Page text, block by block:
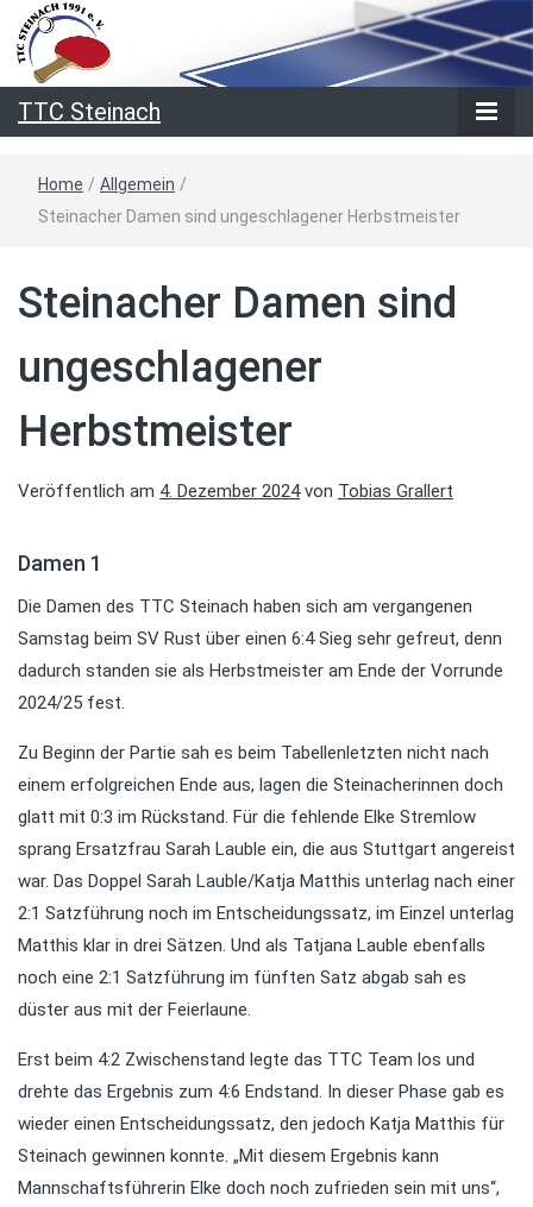
TTC Steinach
Home / Allgemein /
Steinacher Damen sind ungeschlagener Herbstmeister
Steinacher Damen sind
ungeschlagener
Herbstmeister
Veröffentlich am 4. Dezember 2024von Tobias Grallert
Damen 1
Die Damen des TTC Steinach haben sich am vergangenen
Samstag beim SV Rust über einen 6:4 Sieg sehr gefreut, denn
dadurch standen sie als Herbstmeister am Ende der Vorrunde
2024/25 fest.
Zu Beginn der Partie sah es beim Tabellenletzten nicht nach
einem erfolgreichen Ende aus, lagen die Steinacherinnen doch
glatt mit 0:3 im Rückstand. Für die fehlende Elke Stremlow
sprang Ersatzfrau Sarah Lauble ein, die aus Stuttgart angereist
war. Das Doppel Sarah Lauble/Katja Matthis unterlag nach einer
2:1 Satzführung noch im Entscheidungssatz, im Einzel unterlag
Matthis klar in drei Sätzen. Und als Tatjana Lauble ebenfalls
noch eine 2:1 Satzführung im fünften Satz abgab sah es
düster aus mit der Feierlaune.
Erst beim 4:2 Zwischenstand legte das TTC Team los und
drehte das Ergebnis zum 4:6 Endstand. In dieser Phase gab es
wieder einen Entscheidungssatz, den jedoch Katja Matthis für
Steinach gewinnen konnte. „Mit diesem Ergebnis kann
Mannschaftsführerin Elke doch noch zufrieden sein mit uns“,